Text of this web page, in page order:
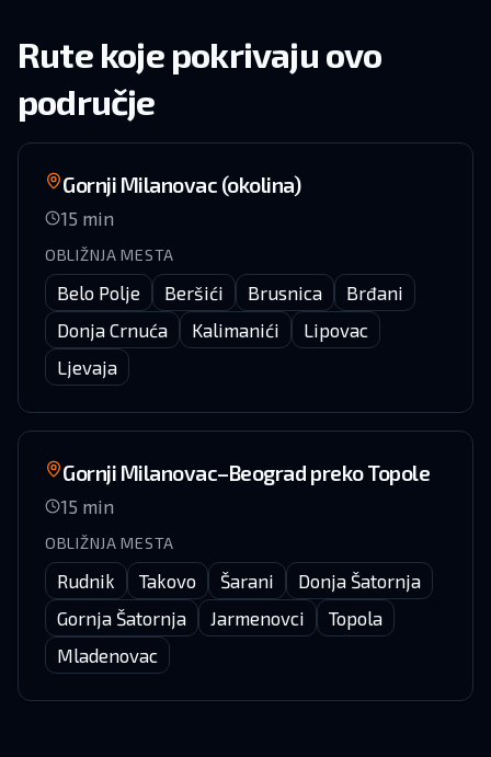
Rute koje pokrivaju ovo
područje
Gornji Milanovac (okolina)
15 min
OBLIŽNJA MESTA
Belo Polje Beršići Brusnica
Brđani
Donja Crnuća
Kalimanići
Lipovac
Ljevaja
Gornji Milanovac–Beograd preko Topole
15 min
OBLIŽNJA MESTA
Rudnik Takovo Šarani
Donja Šatornja
Gornja Šatornja
Jarmenovci
Topola
Mladenovac